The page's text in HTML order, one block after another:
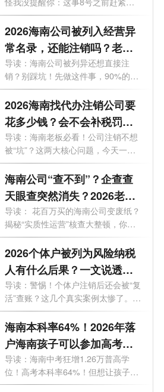
办！倒...
2026海南公司被列入经营异
常名录，还能注销吗？老板
必看的自救指南！
导读：海南公司被列异还想直接注
销？别踩坑！先做这件事，90%的老
板都不知...
2026海南找代办注销公司要
花多少钱？会不会补税罚
款？海南最新注销避坑指
南！
导读：海南老板必看！公司注销不想
被“坑”？这两大核心问题，今天一次
说...
海南公司“查不到”？企查查
天眼查突然消失？2026老板
必看的工商屏蔽避坑与解除
指南！
导读： 花百万买的海南公司变废纸？
揭秘“实质性运营”核查大整顿，你
的...
2026个体户被列为风险纳税
人有什么后果？一文说透原
因与解除办法
导读：警惕！个体户注销后还会被“复
活”查账？这几个真实案例太惨了。
最...
海南本科率64%！2026年落
户海南孩子可以参加高考
吗？答案来了！
导读：海南中考狂增1.26万普高学
位！高考本科率64%！但想让孩子来
海南高考...